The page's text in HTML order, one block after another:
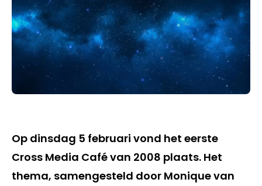
Op dinsdag 5 februari vond het eerste
Cross Media Café van 2008 plaats. Het
thema, samengesteld door Monique van